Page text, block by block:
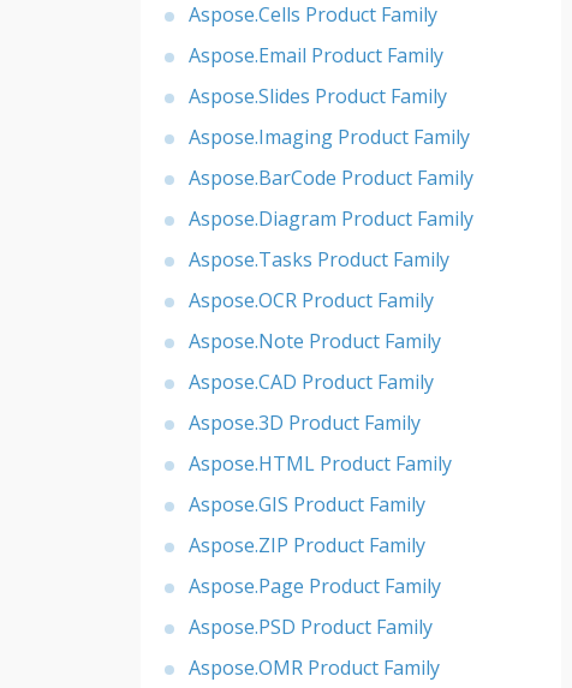
Aspose.Cells Product Family
Aspose.Email Product Family
Aspose.Slides Product Family
Aspose.Imaging Product Family
Aspose.BarCode Product Family
Aspose.Diagram Product Family
Aspose.Tasks Product Family
Aspose.OCR Product Family
Aspose.Note Product Family
Aspose.CAD Product Family
Aspose.3D Product Family
Aspose.HTML Product Family
Aspose.GIS Product Family
Aspose.ZIP Product Family
Aspose.Page Product Family
Aspose.PSD Product Family
Aspose.OMR Product Family